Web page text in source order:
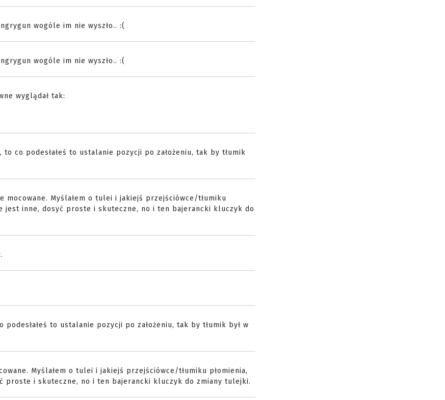
wogóle im nie wyszło.. :(
wogóle im nie wyszło.. :(
wyglądał tak:
co podesłałeś to ustalanie pozycji po założeniu, tak by tłumik
mocowane. Myślałem o tulei i jakiejś przejściówce/tłumiku
jest inne, dosyć proste i skuteczne, no i ten bajerancki kluczyk do
to ustalanie pozycji po założeniu, tak by tłumik był w
Myślałem o tulei i jakiejś przejściówce/tłumiku płomienia,
proste i skuteczne, no i ten bajerancki kluczyk do zmiany tulejki.